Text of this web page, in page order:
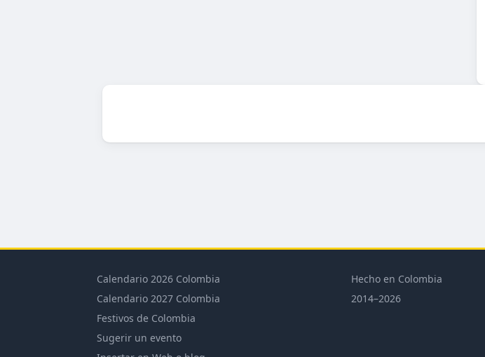
Calendario 2026 Colombia
Calendario 2027 Colombia
Festivos de Colombia
Sugerir un evento
Hecho en Colombia
2014–2026